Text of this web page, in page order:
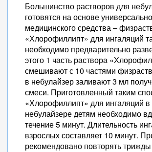
Большинство растворов для
готовятся на основе
медицинского средства –
«Хлорофиллипт» для ингаляций
необходимо предварительно
этого 1 часть раствора
смешивают с 10 частями
в небулайзер заливают 3 мл
смеси. Приготовленный таким
«Хлорофиллипт» для ингаляций в
небулайзере детям необходимо
течение 5 минут. Длительность
взрослых составляет 10 минут.
рекомендовано повторять трижды